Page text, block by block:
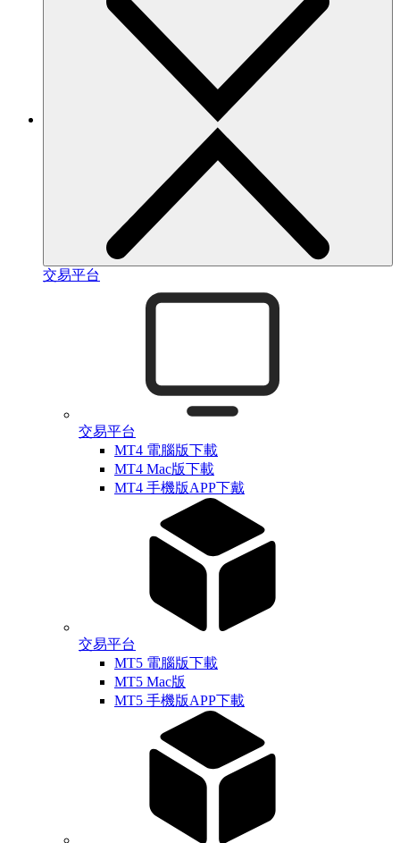
交易平台
交易平台
MT4 電腦版下載
MT4 Mac版下載
MT4 手機版APP下戴
交易平台
MT5 電腦版下載
MT5 Mac版
MT5 手機版APP下載